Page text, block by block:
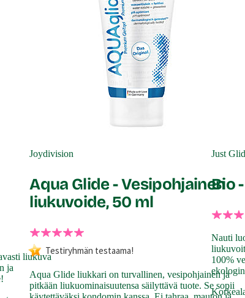
liukuva
ja
Joydivision
Aqua Glide - Vesipohjainen
liukuvoide, 50 ml
Testiryhmän testaama!
Aqua Glide liukkari on turvallinen, vesipohjainen ja
pitkään liukuominaisuutensa säilyttävä tuote. Se sopii
Just
Bio
Nauti
100%